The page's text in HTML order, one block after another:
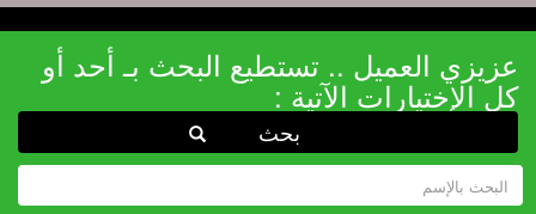
عزيزي العميل .. تستطيع البحث بـ أحد أو
كل الإختيارات الآتية :